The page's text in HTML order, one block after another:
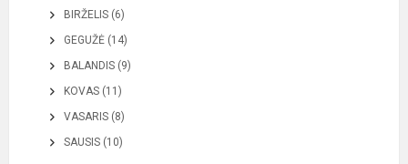
BIRŽELIS (6)
GEGUŽĖ (14)
BALANDIS (9)
KOVAS (11)
VASARIS (8)
SAUSIS (10)